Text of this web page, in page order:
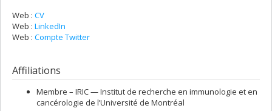
Web : CV
Web : LinkedIn
Web : Compte Twitter
Affiliations
Membre – IRIC — Institut de recherche en immunologie et en
cancérologie de l’Université de Montréal